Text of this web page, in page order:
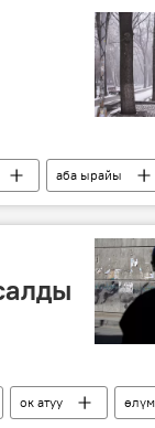
аба ырайы
ок атуу
өлүм